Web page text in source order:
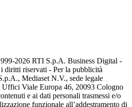
2026 RTI S.p.A. Business Digital -
diritti riservati - Per la pubblicità
Mediaset N.V., sede legale
Uffici Viale Europa 46, 20093 Cologno
e ai dati personali trasmessi e/o
funzionale all’addestramento di